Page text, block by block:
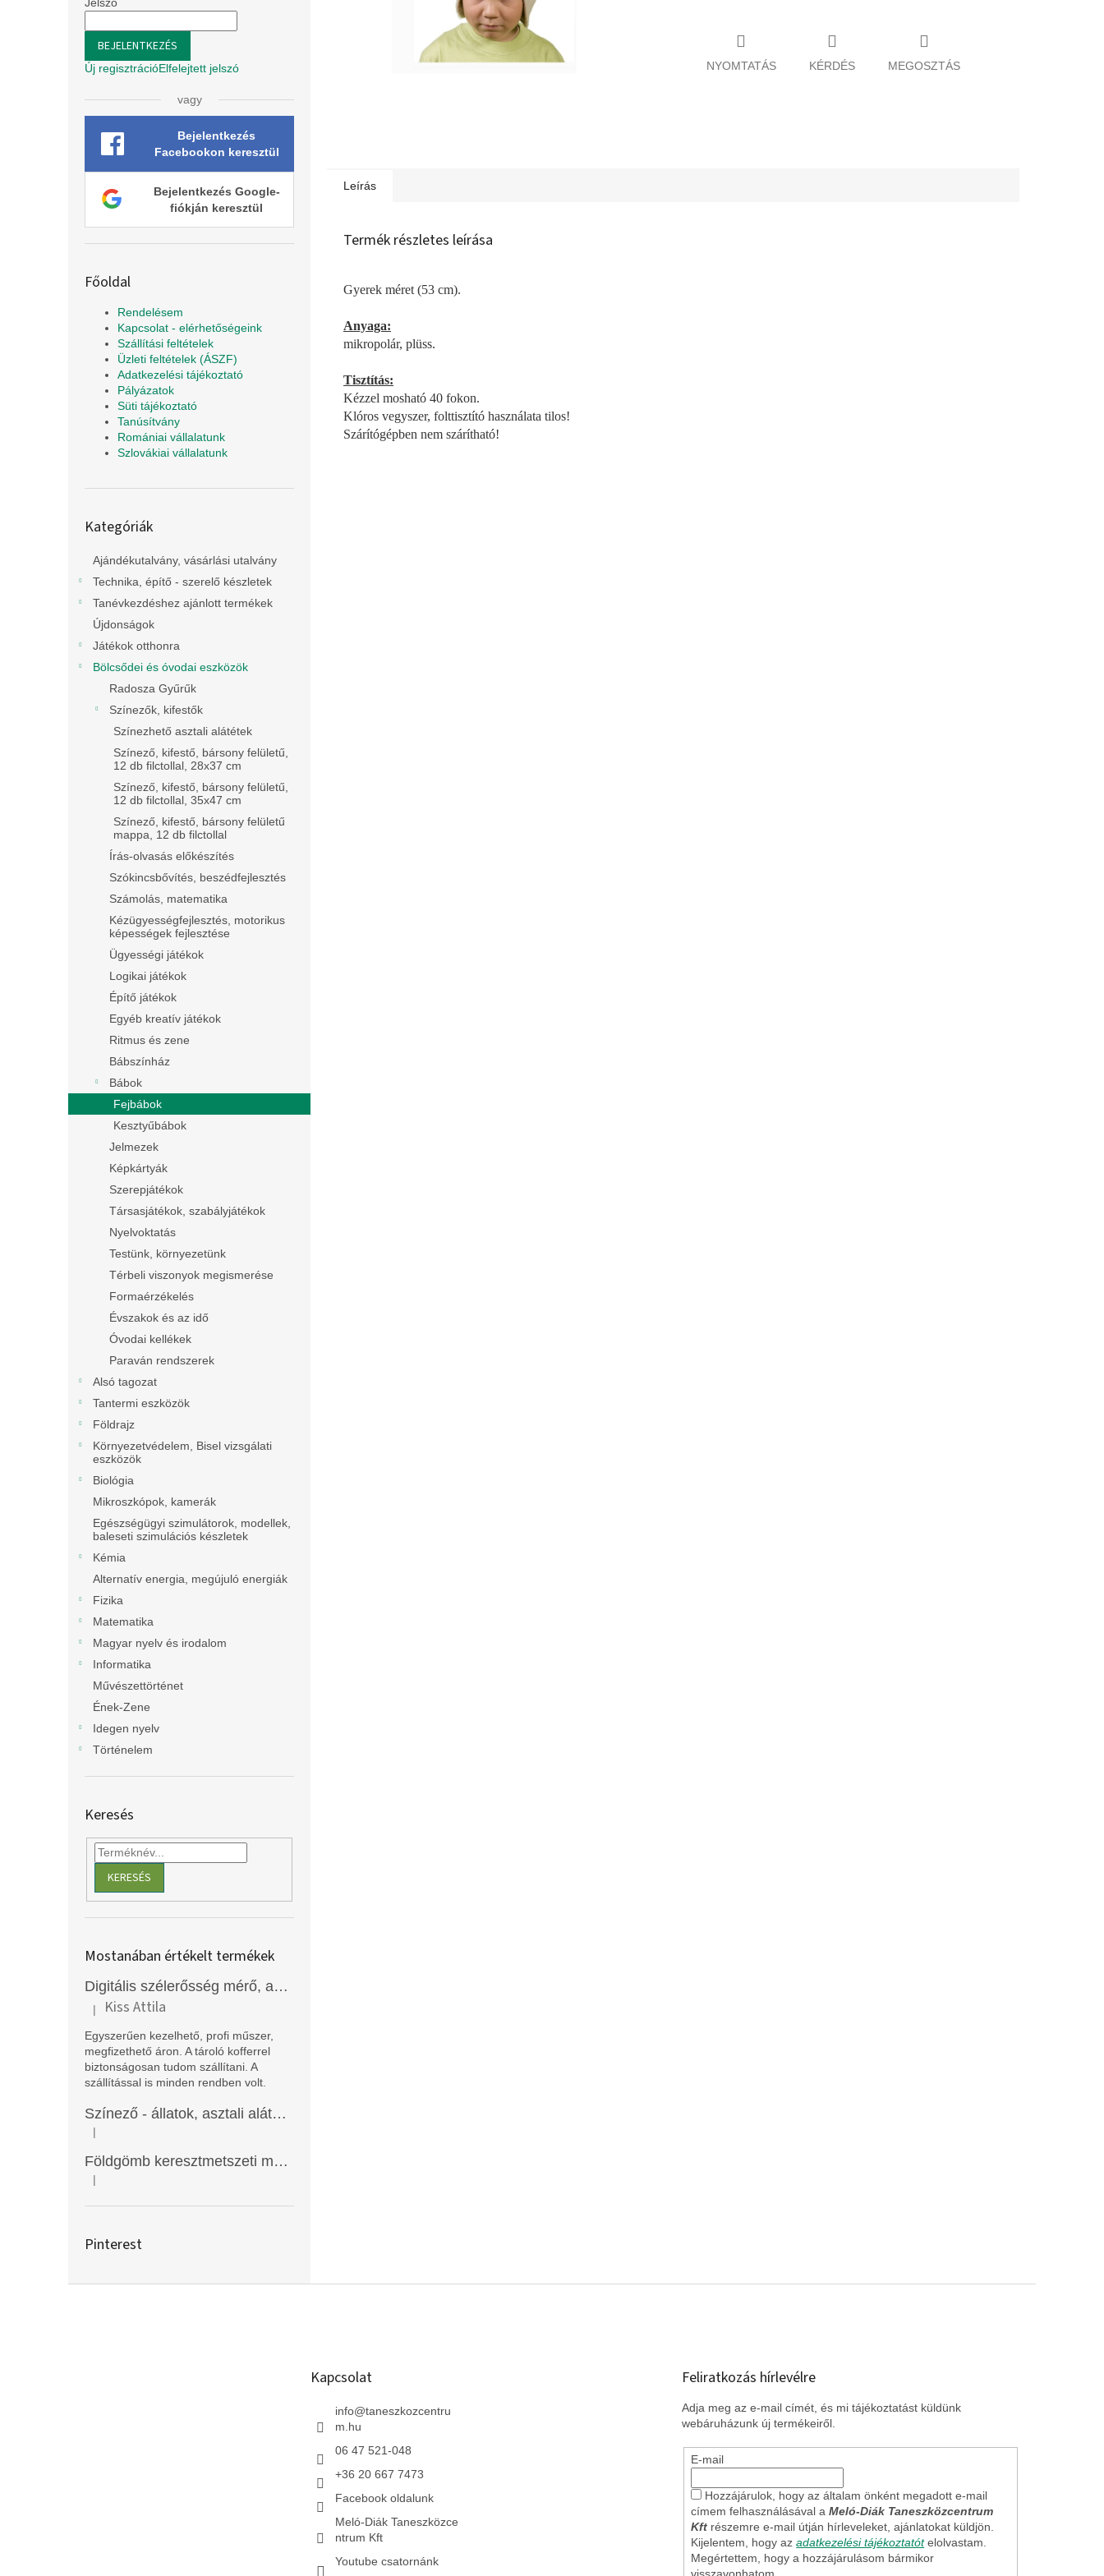
BEJELENTKEZÉS
Új regisztrációElfelejtett jelszó
vagy
Bejelentkezés
Facebookon keresztül
Bejelentkezés Google-
fiókján keresztül
Főoldal
Rendelésem
Kapcsolat - elérhetőségeink
Szállítási feltételek
Üzleti feltételek (ÁSZF)
Adatkezelési tájékoztató
Pályázatok
Süti tájékoztató
Tanúsítvány
Romániai vállalatunk
Szlovákiai vállalatunk
átugrása
Kategóriák
Ajándékutalvány, vásárlási utalvány
Technika, építő - szerelő készletek
Tanévkezdéshez ajánlott termékek
Újdonságok
Játékok otthonra
Bölcsődei és óvodai eszközök
Radosza Gyűrűk
Színezők, kifestők
Színezhető asztali alátétek
Színező, kifestő, bársony felületű,
12 db filctollal, 28x37 cm
Színező, kifestő, bársony felületű,
12 db filctollal, 35x47 cm
Színező, kifestő, bársony felületű
mappa, 12 db filctollal
Írás-olvasás előkészítés
Szókincsbővítés, beszédfejlesztés
Számolás, matematika
Kézügyességfejlesztés, motorikus
képességek fejlesztése
Ügyességi játékok
Logikai játékok
Építő játékok
Egyéb kreatív játékok
Ritmus és zene
Bábszínház
Bábok
Fejbábok
Kesztyűbábok
Jelmezek
Képkártyák
Szerepjátékok
Társasjátékok, szabályjátékok
Nyelvoktatás
Testünk, környezetünk
Térbeli viszonyok megismerése
Formaérzékelés
Évszakok és az idő
Óvodai kellékek
Paraván rendszerek
Alsó tagozat
Tantermi eszközök
Földrajz
Környezetvédelem, Bisel vizsgálati
eszközök
Biológia
Mikroszkópok, kamerák
Egészségügyi szimulátorok, modellek,
baleseti szimulációs készletek
Kémia
Alternatív energia, megújuló energiák
Fizika
Matematika
Magyar nyelv és irodalom
Informatika
Művészettörténet
Ének-Zene
Idegen nyelv
Történelem
Keresés
KERESÉS
Mostanában értékelt termékek
Digitális szélerősség mérő, anemométer, EM2250
A termék értékelése 5-ből 5 csillag.
| Kiss Attila
Egyszerűen kezelhető, profi műszer,
megfizethető áron. A tároló kofferrel
biztonságosan tudom szállítani. A
szállítással is minden rendben volt.
Színező - állatok, asztali alátét, Funny Mat
A termék értékelése 5-ből 5 csillag.
|
Földgömb keresztmetszeti modell
A termék értékelése 5-ből 5 csillag.
|
Pinterest
NYOMTATÁS KÉRDÉS MEGOSZTÁS
Leírás
Termék részletes leírása
Gyerek méret (53 cm).
Anyaga:
mikropolár, plüss.
Tisztítás:
Kézzel mosható 40 fokon.
Klóros vegyszer, folttisztító használata tilos!
Szárítógépben nem szárítható!
Kapcsolat
info@taneszkozcentru
m.hu
06 47 521-048
+36 20 667 7473
Facebook oldalunk
Meló-Diák Taneszközce
ntrum Kft
Youtube csatornánk
Feliratkozás hírlevélre
Adja meg az e-mail címét, és mi tájékoztatást küldünk
webáruházunk új termékeiről.
E-mail
Hozzájárulok, hogy az általam önként megadott e-mail
címem felhasználásával aMeló-Diák Taneszközcentrum
Kft részemre e-mail útján hírleveleket, ajánlatokat küldjön.
Kijelentem, hogy azadatkezelési tájékoztatót elolvastam.
Megértettem, hogy a hozzájárulásom bármikor